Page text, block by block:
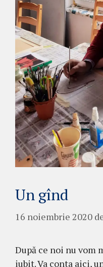
Un gînd
16 noiembrie 2020
După ce noi nu vom
iubit. Va conta aici,